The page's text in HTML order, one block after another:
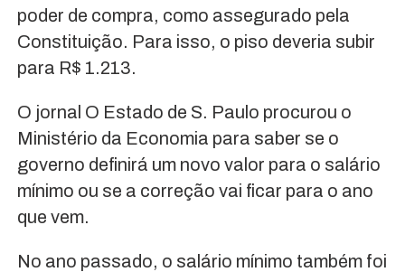
poder de compra, como assegurado pela
Constituição. Para isso, o piso deveria subir
para R$ 1.213.
O jornal O Estado de S. Paulo procurou o
Ministério da Economia para saber se o
governo definirá um novo valor para o salário
mínimo ou se a correção vai ficar para o ano
que vem.
No ano passado, o salário mínimo também foi